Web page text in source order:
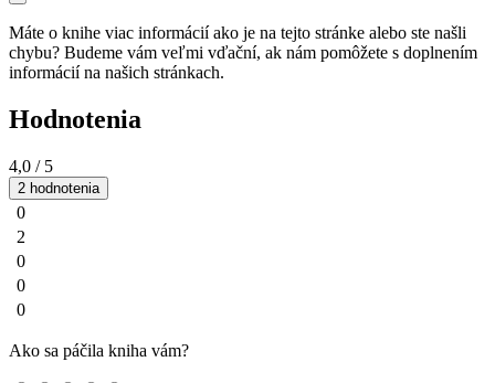
Máte o knihe viac informácií ako je na tejto stránke alebo ste našli
chybu? Budeme vám veľmi vďační, ak nám pomôžete s doplnením
informácií na našich stránkach.
Hodnotenia
4,0 / 5
2 hodnotenia
0
2
0
0
0
Ako sa páčila kniha vám?